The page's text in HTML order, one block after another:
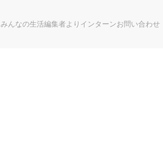
みんなの生活編集者より インターンお問い合わせ